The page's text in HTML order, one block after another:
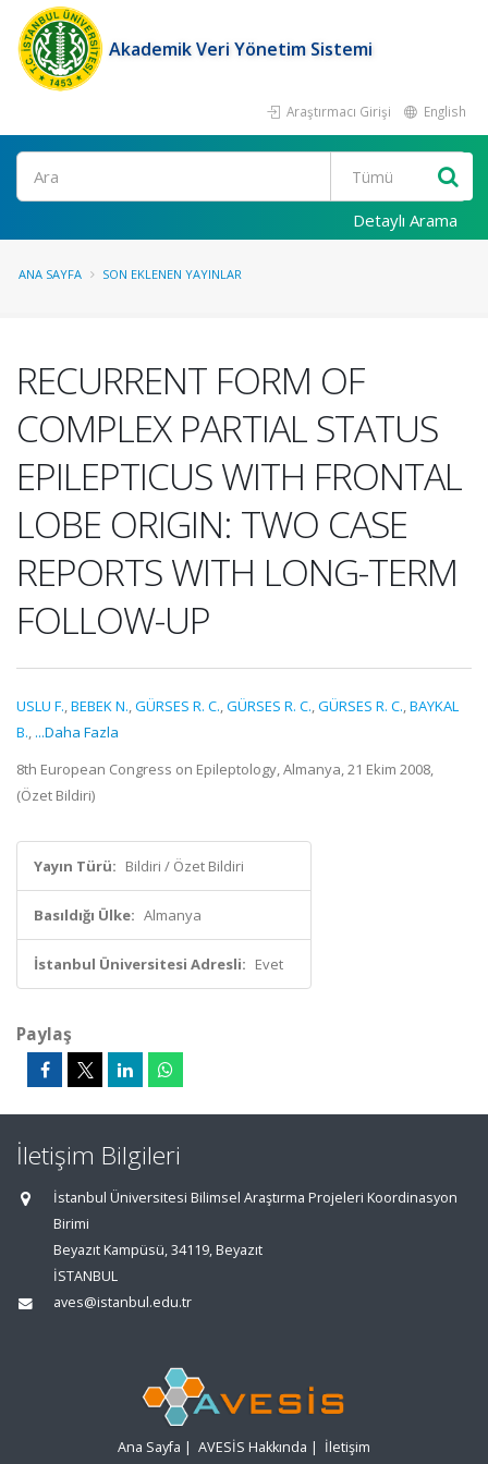
Akademik Veri Yönetim Sistemi
Araştırmacı Girişi English
Ara
Detaylı Arama
ANA SAYFA SON EKLENEN YAYINLAR
RECURRENT FORM OF
COMPLEX PARTIAL STATUS
EPILEPTICUS WITH FRONTAL
LOBE ORIGIN: TWO CASE
REPORTS WITH LONG-TERM
FOLLOW-UP
USLU F.,BEBEK N.,GÜRSES R. C.,GÜRSES R. C.,GÜRSES R. C.,BAYKAL
B., ...Daha Fazla
8th European Congress on Epileptology, Almanya, 21 Ekim 2008,
(Özet Bildiri)
Yayın Türü: Bildiri / Özet Bildiri
Basıldığı Ülke: Almanya
İstanbul Üniversitesi Adresli: Evet
Paylaş
İletişim Bilgileri
İstanbul Üniversitesi Bilimsel Araştırma Projeleri Koordinasyon
Birimi
Beyazıt Kampüsü, 34119, Beyazıt
İSTANBUL
aves@istanbul.edu.tr
Ana Sayfa | AVESİS Hakkında | İletişim